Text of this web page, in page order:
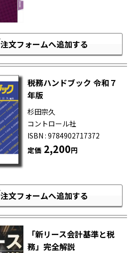
注文フォームへ追加する
税務ハンドブック 令和７
年版
杉田宗久
コントロール社
ISBN : 9784902717372
定価2,200円
注文フォームへ追加する
「新リース会計基準と税
務」完全解説